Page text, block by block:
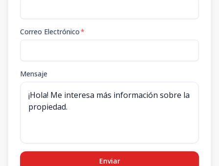
Correo Electrónico*
Mensaje
Enviar